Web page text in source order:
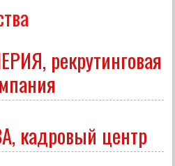
рекрутинговая
кадровый центр